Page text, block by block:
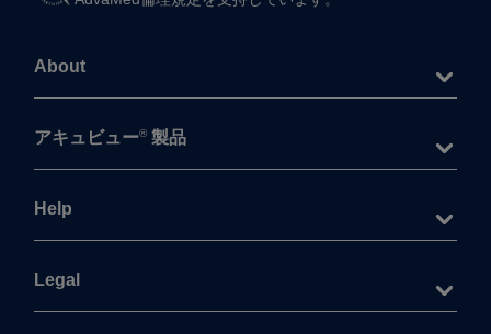
About
アキュビュー® 製品
Help
Legal